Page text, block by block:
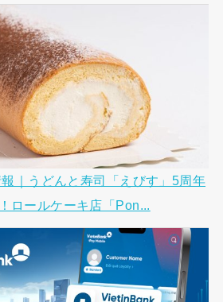
報｜うどんと寿司「えびす」5周年
ロールケーキ店「Pon...